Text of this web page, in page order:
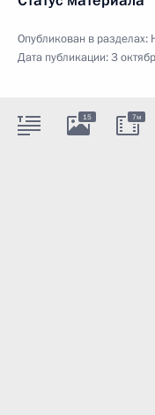
Опубликован в разделах:
Дата публикации:3
15 7м